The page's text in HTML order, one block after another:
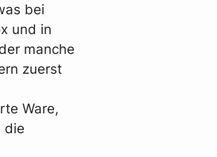
bei
und in
manche
zuerst
Ware,
die